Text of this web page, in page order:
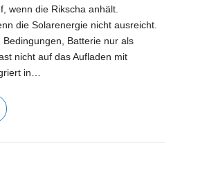
wenn die Rikscha anhält.
die Solarenergie nicht ausreicht.
Batterie nur als
nicht auf das Aufladen mit
in…